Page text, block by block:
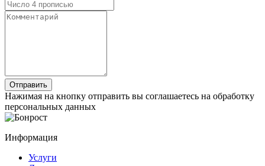
Нажимая на кнопку отправить вы соглашаетесь на обработку
персональных данных
Информация
Услуги